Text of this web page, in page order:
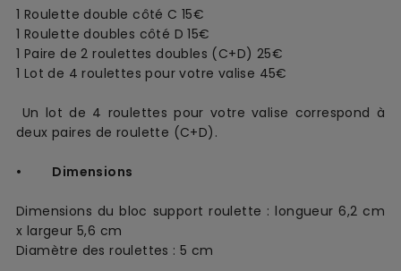
1 Roulette double côté C 15€
1 Roulette doubles côté D 15€
1 Paire de 2 roulettes doubles (C+D) 25€
1 Lot de 4 roulettes pour votre valise 45€
Un lot de 4 roulettes pour votre valise correspond à
deux paires de roulette (C+D).
• Dimensions
Dimensions du bloc support roulette :longueur 6,2 cm
x largeur 5,6 cm
Diamètre des roulettes : 5 cm